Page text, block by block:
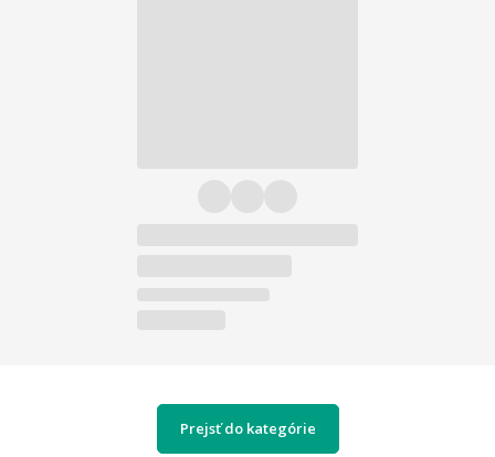
Prejsť do kategórie